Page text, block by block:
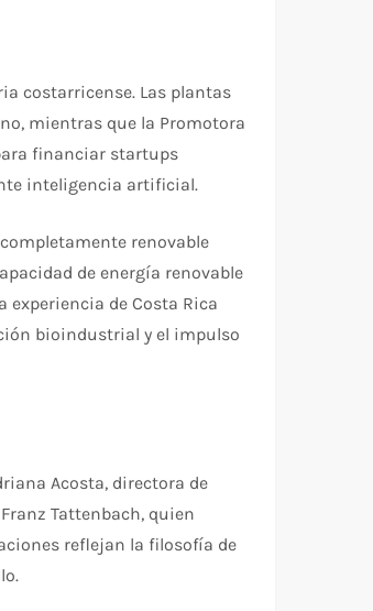
costarricense. Las plantas
mientras que la Promotora
financiar startups
inteligencia artificial.
renovable
de energía renovable
de Costa Rica
bioindustrial y el impulso
Acosta, directora de
Tattenbach, quien
reflejan la filosofía de